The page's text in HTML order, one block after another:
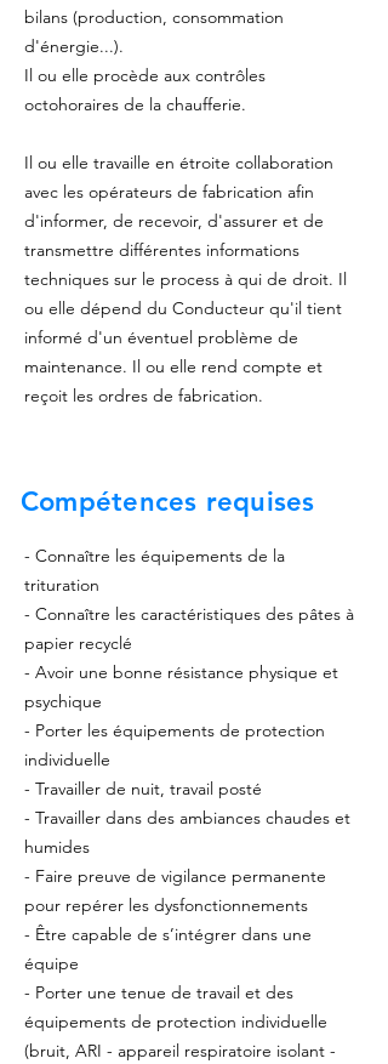
bilans (production, consommation
d'énergie...).
Il ou elle procède aux contrôles
octohoraires de la chaufferie.
Il ou elle travaille en étroite collaboration
avec les opérateurs de fabrication afin
d'informer, de recevoir, d'assurer et de
transmettre différentes informations
techniques sur le process à qui de droit. Il
ou elle dépend du Conducteur qu'il tient
informé d'un éventuel problème de
maintenance. Il ou elle rend compte et
reçoit les ordres de fabrication.
Compétences requises
- Connaître les équipements de la
trituration
- Connaître les caractéristiques des pâtes à
papier recyclé
- Avoir une bonne résistance physique et
psychique
- Porter les équipements de protection
individuelle
- Travailler de nuit, travail posté
- Travailler dans des ambiances chaudes et
humides
- Faire preuve de vigilance permanente
pour repérer les dysfonctionnements
- Être capable de s’intégrer dans une
équipe
- Porter une tenue de travail et des
équipements de protection individuelle
(bruit, ARI - appareil respiratoire isolant -